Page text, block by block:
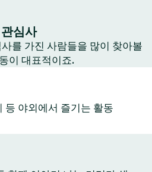
심사
를 가진 사람들을 많이 찾아볼
이 대표적이죠.
등 야외에서 즐기는 활동